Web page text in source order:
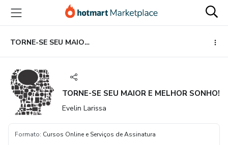
para
conteúdo
principal
para
pagamento
para
rodapé
TORNE-SE SEU MAIOR E MELHOR SONHO!
TORNE-SE SEU MAIOR E MELHOR SONHO!
Evelin Larissa
Formato: Cursos Online e Serviços de Assinatura